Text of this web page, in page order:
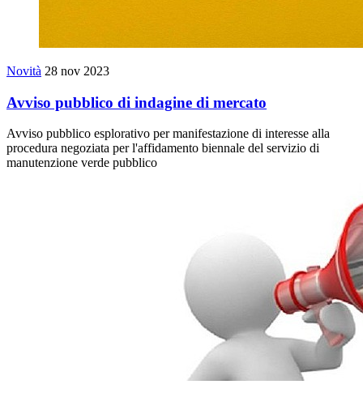
Novità 28 nov 2023
Avviso pubblico di indagine di mercato
Avviso pubblico esplorativo per manifestazione di interesse alla
procedura negoziata per l'affidamento biennale del servizio di
manutenzione verde pubblico